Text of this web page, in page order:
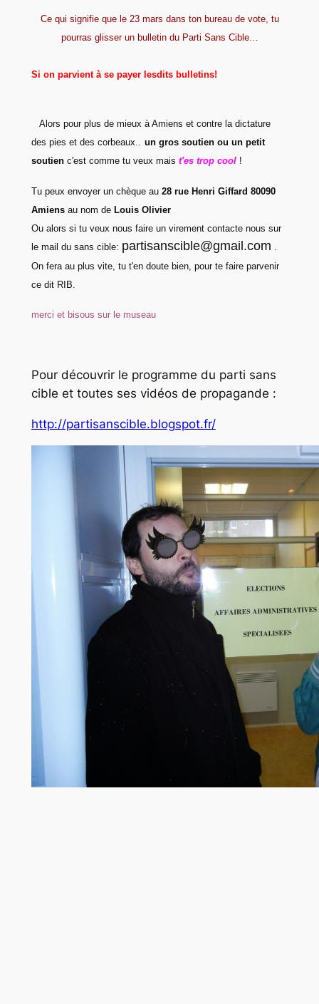
Ce qui signifie que le 23 mars dans ton bureau de vote, tu
pourras glisser un bulletin du Parti Sans Cible…
Si on parvient à se payer lesdits bulletins!
Alors pour plus de mieux à Amiens et contre la dictature
des pies et des corbeaux..
un gros soutien ou un petit
soutienc'est comme tu veux mais t'es trop cool!
Tu peux envoyer un chèque au 28 rue Henri Giffard 80090
Amiensau nom de Louis Olivier
Ou alors si tu veux nous faire un virement contacte nous sur
le mail du sans cible: partisanscible@gmail.com
On fera au plus vite, tu t'en doute bien, pour te faire parvenir
ce dit RIB.
merci et bisous sur le museau
Pour découvrir le programme du parti sans
cible et toutes ses vidéos de propagande :
http://partisanscible.blogspot.fr/